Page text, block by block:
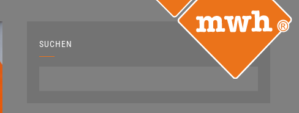
SUCHEN